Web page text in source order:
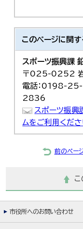
このページに関す
スポーツ振興課
〒025-0252 岩
電話：0198-
2836
スポーツ振興
ムをご利用くださ
前のペー
こ
市役所へのお問い合わせ